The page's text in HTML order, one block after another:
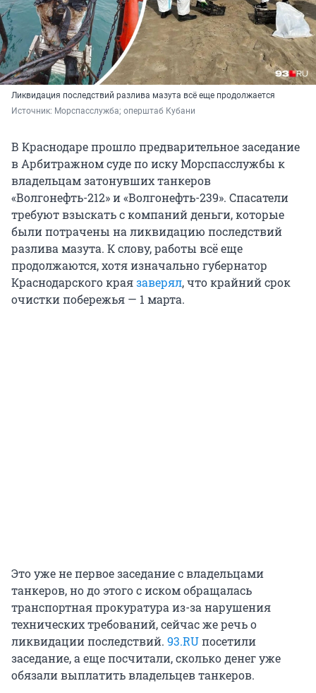
Ликвидация последствий разлива мазута всё еще продолжается
Источник: Морспасслужба; оперштаб Кубани
В Краснодаре прошло предварительное заседание
в Арбитражном суде по иску Морспасслужбы к
владельцам затонувших танкеров
«Волгонефть-212» и «Волгонефть-239». Спасатели
требуют взыскать с компаний деньги, которые
были потрачены на ликвидацию последствий
разлива мазута. К слову, работы всё еще
продолжаются, хотя изначально губернатор
Краснодарского краязаверял, что крайний срок
очистки побережья — 1 марта.
Это уже не первое заседание с владельцами
танкеров, но до этого с иском обращалась
транспортная прокуратура из-за нарушения
технических требований, сейчас же речь о
ликвидации последствий. 93.RUпосетили
заседание, а еще посчитали, сколько денег уже
обязали выплатить владельцев танкеров.